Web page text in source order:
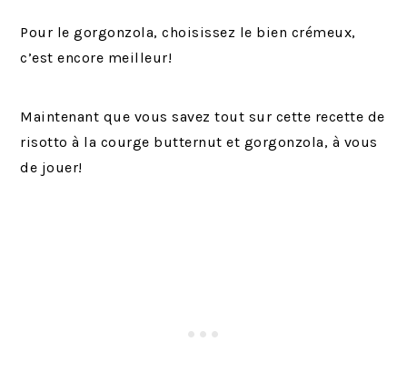
Pour le gorgonzola, choisissez le bien crémeux,
c’est encore meilleur!
Maintenant que vous savez tout sur cette recette de
risotto à la courge butternut et gorgonzola, à vous
de jouer!